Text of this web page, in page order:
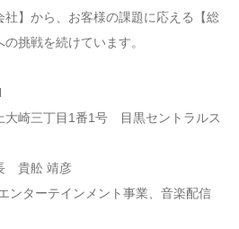
】から、お客様の課題に応える【総
挑戦を続けています。
崎三丁目1番1号 目黒セントラルス
貴舩 靖彦
ンターテインメント事業、音楽配信